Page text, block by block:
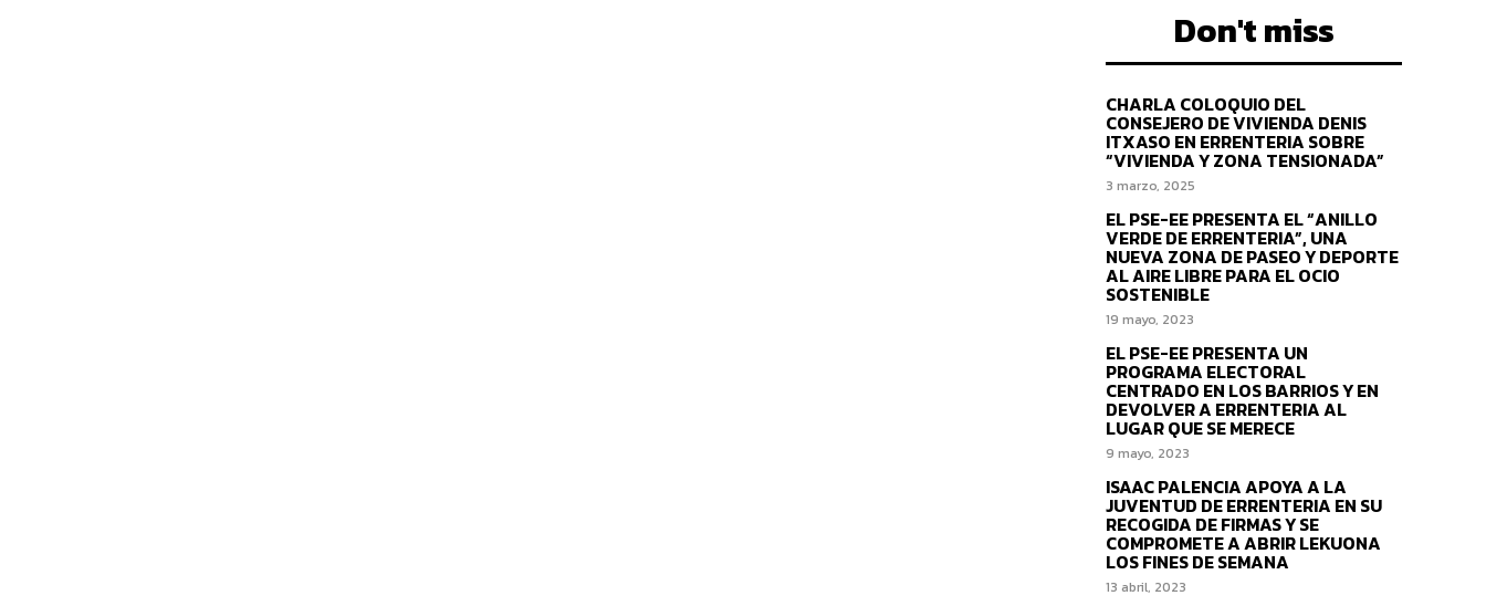
Don't miss
CHARLA COLOQUIO DEL
CONSEJERO DE VIVIENDA DENIS
ITXASO EN ERRENTERIA SOBRE
“VIVIENDA Y ZONA TENSIONADA”
3 marzo, 2025
EL PSE-EE PRESENTA EL “ANILLO
VERDE DE ERRENTERIA”, UNA
NUEVA ZONA DE PASEO Y DEPORTE
AL AIRE LIBRE PARA EL OCIO
SOSTENIBLE
19 mayo, 2023
EL PSE-EE PRESENTA UN
PROGRAMA ELECTORAL
CENTRADO EN LOS BARRIOS Y EN
DEVOLVER A ERRENTERIA AL
LUGAR QUE SE MERECE
9 mayo, 2023
ISAAC PALENCIA APOYA A LA
JUVENTUD DE ERRENTERIA EN SU
RECOGIDA DE FIRMAS Y SE
COMPROMETE A ABRIR LEKUONA
LOS FINES DE SEMANA
13 abril, 2023